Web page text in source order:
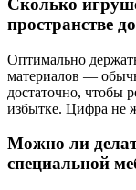
Сколько
пространстве
Оптимально
материалов —
достаточно, чтобы
избытке. Цифра не
Можно ли
специальной